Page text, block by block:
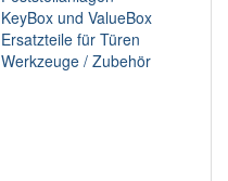
KeyBox und ValueBox
Ersatzteile für Türen
Werkzeuge / Zubehör